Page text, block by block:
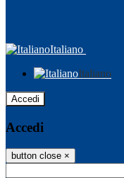
Italiano
Italiano
Accedi
Accedi
button close ×